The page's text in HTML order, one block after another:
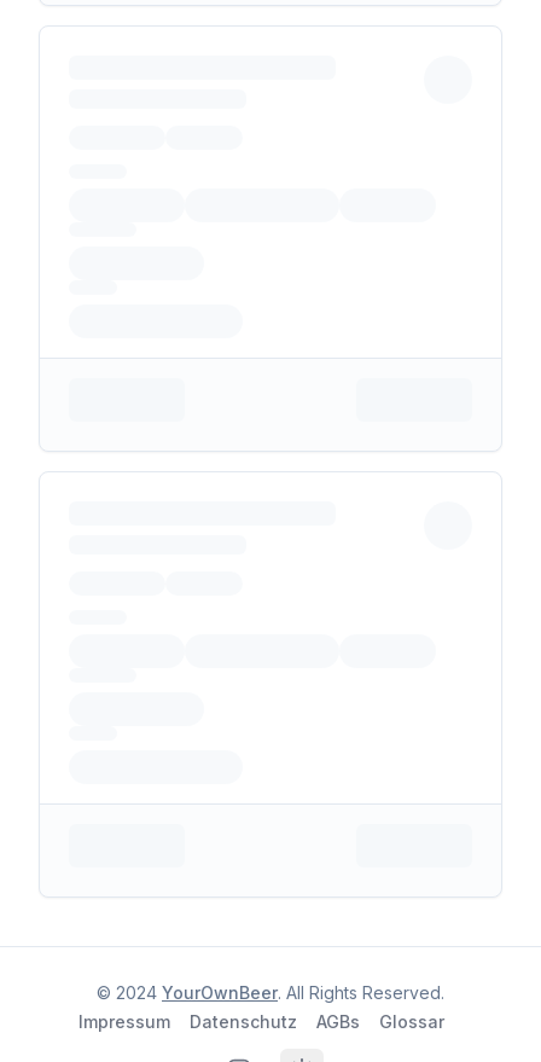
© 2024 YourOwnBeer. All Rights Reserved.
Impressum
Datenschutz AGBs Glossar